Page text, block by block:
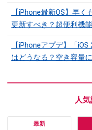
【iPhone最新OS】早く
更新すべき？超便利機
【iPhoneアプデ】「
はどうなる？空き容量
最新